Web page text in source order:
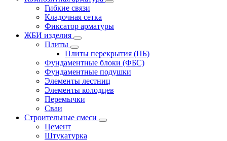
Гибкие связи
Кладочная сетка
Фиксатор арматуры
ЖБИ изделия
Плиты
Плиты перекрытия (ПБ)
Фундаментные блоки (ФБС)
Фундаментные подушки
Элементы лестниц
Элементы колодцев
Перемычки
Сваи
Строительные смеси
Цемент
Штукатурка